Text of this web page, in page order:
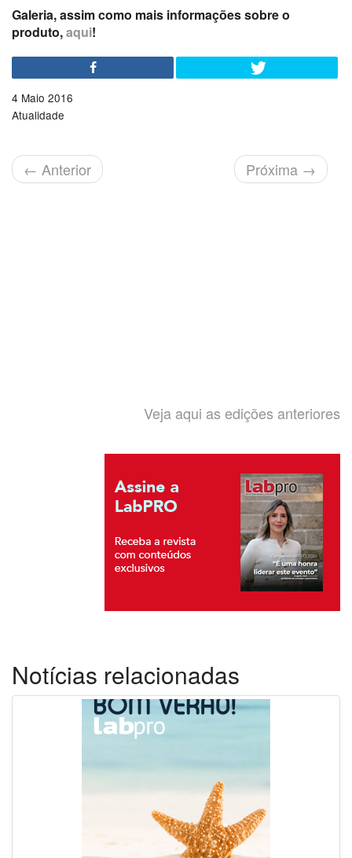
Galeria, assim como mais informações sobre o
produto,aqui!
4 Maio 2016
Atualidade
← Anterior Próxima →
Veja aqui as edições anteriores
Notícias relacionadas